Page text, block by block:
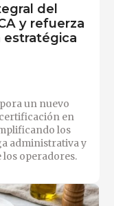
del
y refuerza
estratégica
un nuevo
en
los
administrativa y
operadores.